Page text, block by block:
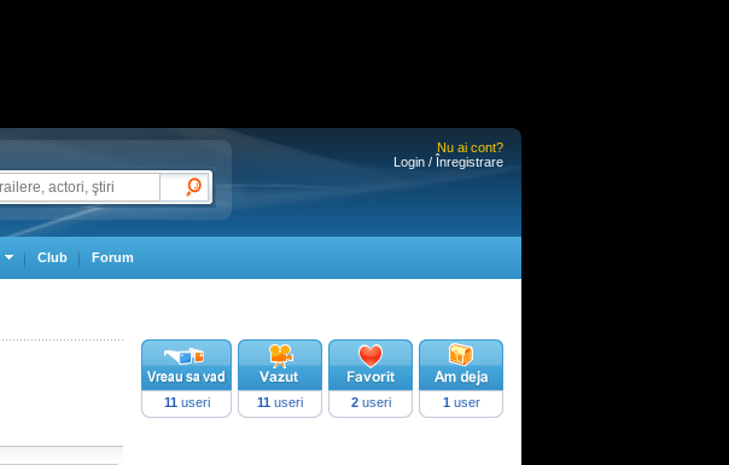
Nu ai cont?
Login / Înregistrare
Club Forum
11 useri 11 useri 2useri 1 user